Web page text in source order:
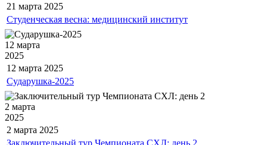
21 марта 2025
Студенческая весна: медицинский институт
12 марта
2025
12 марта 2025
Сударушка-2025
2 марта
2025
2 марта 2025